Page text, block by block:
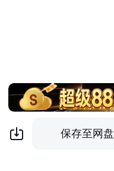
保存至网盘